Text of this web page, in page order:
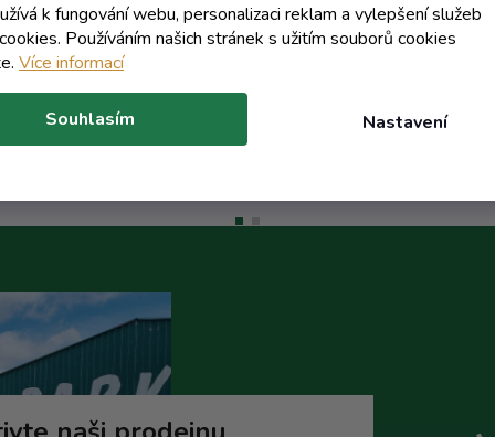
k fungování webu, personalizaci reklam a vylepšení služeb
Používáním našich stránek s užitím souborů cookies
Více informací
Nastavení
Souhlasím
19,93 Kč včetně DPH
16,47 Kč
Do košíku
4,99 Kč/ ks
17,40 Kč
Do